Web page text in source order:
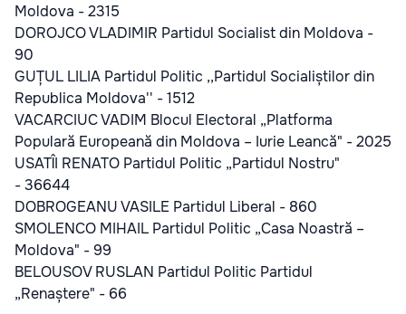
Moldova - 2315
DOROJCO VLADIMIR Partidul Socialist din Moldova -
90
GUȚUL LILIA Partidul Politic ,,Partidul Socialiștilor din
Republica Moldova'' - 1512
VACARCIUC VADIM Blocul Electoral „Platforma
Populară Europeană din Moldova – Iurie Leancă" - 2025
USATÎI RENATO Partidul Politic „Partidul Nostru"
- 36644
DOBROGEANU VASILE Partidul Liberal - 860
SMOLENCO MIHAIL Partidul Politic „Casa Noastră –
Moldova" - 99
BELOUSOV RUSLAN Partidul Politic Partidul
„Renaștere" - 66